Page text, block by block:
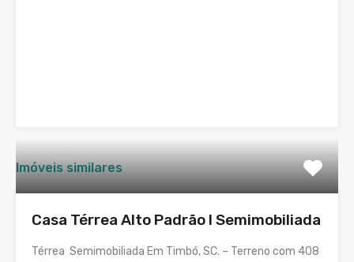
Imóveis similares
Casa Térrea Alto Padrão I Semimobiliada
Térrea Semimobiliada Em Timbó, SC. – Terreno com 408